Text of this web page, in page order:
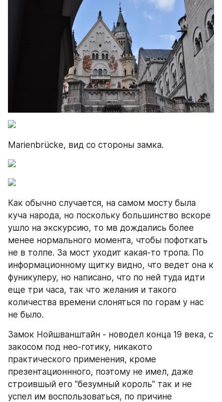
Marienbrücke, вид со стороны замка.
Как обычно случается, на самом мосту была
куча народа, но поскольку большинство вскоре
ушло на экскурсию, то мв дождались более
менее нормального момента, чтобы пофоткать
не в толпе. За мост уходит какая-то тропа. По
информационному щитку видно, что ведет она к
фуникулеру, но написано, что по ней туда идти
еще три часа, так что желания и такого
количества времени слоняться по горам у нас
не было.
Замок Нойшванштайн - новодел конца 19 века, с
закосом под нео-готику, никакото
практического применения, кроме
презентационнного, поэтому не имел, даже
строившый его "безумный король" так и не
успел им воспользоваться, по причине